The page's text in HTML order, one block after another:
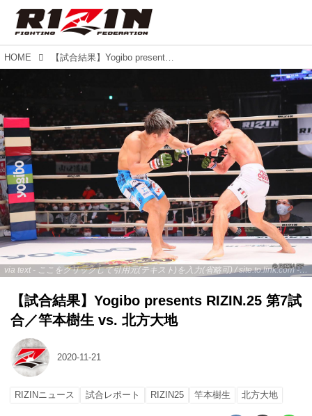
HOME 【試合結果】Yogibo presents RIZIN.25 第7試合／竿本樹生 vs. 北方大地
via text - ここをクリックして引用元(テキスト)を入力(省略可) / site.to.link.com - ここをクリックして引用元を入力(省略可)
【試合結果】Yogibo presents RIZIN.25 第7試
合／竿本樹生 vs. 北方大地
2020-11-21
RIZINニュース 試合レポート RIZIN25 竿本樹生 北方大地